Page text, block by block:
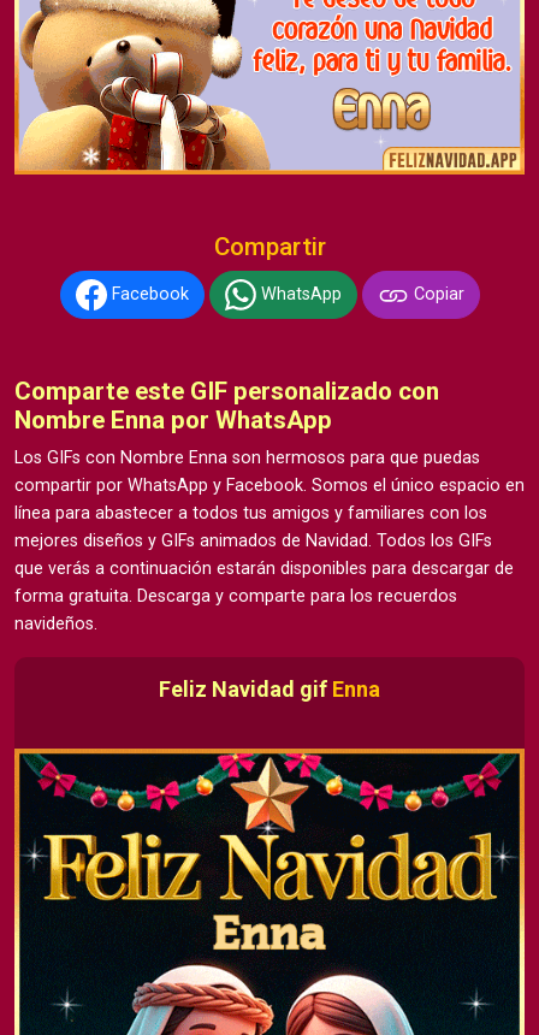
Compartir
Facebook WhatsApp Copiar
Comparte este GIF personalizado con
Nombre Enna por WhatsApp
Los GIFs con Nombre Enna son hermosos para que puedas
compartir por WhatsApp y Facebook. Somos el único espacio en
línea para abastecer a todos tus amigos y familiares con los
mejores diseños y GIFs animados de Navidad. Todos los GIFs
que verás a continuación estarán disponibles para descargar de
forma gratuita. Descarga y comparte para los recuerdos
navideños.
Feliz Navidad gif Enna